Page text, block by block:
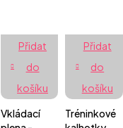
Přidat
do
košíku
Vkládací
Přidat
do
košíku
Tréninkové